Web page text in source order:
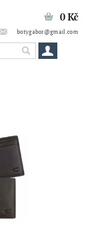
botygabor@gmail.com
0 Kč